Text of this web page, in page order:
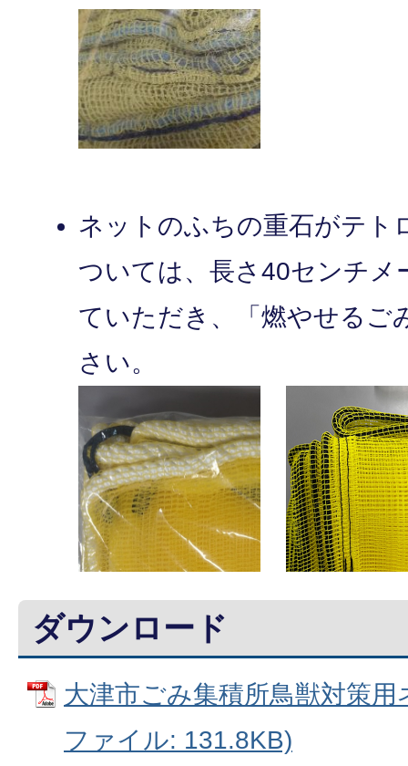
ネットのふちの重石がテト
ついては、長さ40センチメ
ていただき、「燃やせるご
さい。
ダウンロード
大津市ごみ集積所鳥獣対策
ファイル: 131.8KB)